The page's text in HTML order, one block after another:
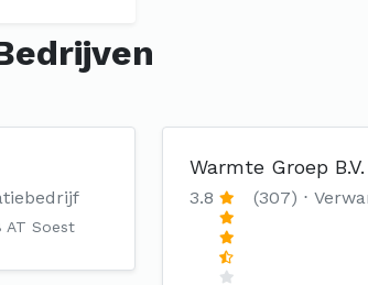
AT Soest
Warmte Groep B.V.
3.8 (307)